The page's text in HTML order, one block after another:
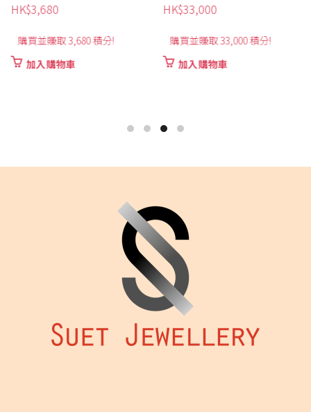
HK$3,680
購買並賺取 3,680 積分!
加入購物車
HK$33,000
購買並賺取 33,000 積分!
加入購物車